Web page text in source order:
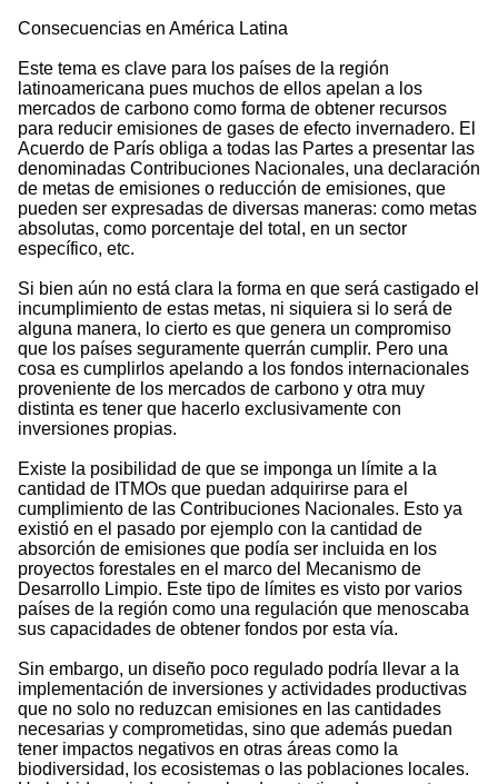
Consecuencias en América Latina
Este tema es clave para los países de la región
latinoamericana pues muchos de ellos apelan a los
mercados de carbono como forma de obtener recursos
para reducir emisiones de gases de efecto invernadero. El
Acuerdo de París obliga a todas las Partes a presentar las
denominadas Contribuciones Nacionales, una declaración
de metas de emisiones o reducción de emisiones, que
pueden ser expresadas de diversas maneras: como metas
absolutas, como porcentaje del total, en un sector
específico, etc.
Si bien aún no está clara la forma en que será castigado el
incumplimiento de estas metas, ni siquiera si lo será de
alguna manera, lo cierto es que genera un compromiso
que los países seguramente querrán cumplir. Pero una
cosa es cumplirlos apelando a los fondos internacionales
proveniente de los mercados de carbono y otra muy
distinta es tener que hacerlo exclusivamente con
inversiones propias.
Existe la posibilidad de que se imponga un límite a la
cantidad de ITMOs que puedan adquirirse para el
cumplimiento de las Contribuciones Nacionales. Esto ya
existió en el pasado por ejemplo con la cantidad de
absorción de emisiones que podía ser incluida en los
proyectos forestales en el marco del Mecanismo de
Desarrollo Limpio. Este tipo de límites es visto por varios
países de la región como una regulación que menoscaba
sus capacidades de obtener fondos por esta vía.
Sin embargo, un diseño poco regulado podría llevar a la
implementación de inversiones y actividades productivas
que no solo no reduzcan emisiones en las cantidades
necesarias y comprometidas, sino que además puedan
tener impactos negativos en otras áreas como la
biodiversidad, los ecosistemas o las poblaciones locales.